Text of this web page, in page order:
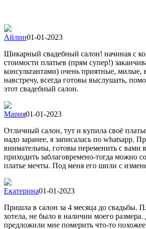
Айлин01-01-2023
Шикарный свадебный салон! начиная с
стоимости платьев (прям супер!)
консультантами) очень приятные, милые,
навстречу, всегда готовы выслушать,
этот свадебный салон.
Мария01-01-2023
Отличный салон, тут и купила своё
надо заранее, я записалась по whatsapp.
внимательны, готовы переменить с вами
приходить заблаговремено-тогда можно
платье мечты. Под меня его шили с
Екатерина01-01-2023
Пришла в салон за 4 месяца до свадьбы.
хотела, не было в наличии моего
предложили мне померить что-то